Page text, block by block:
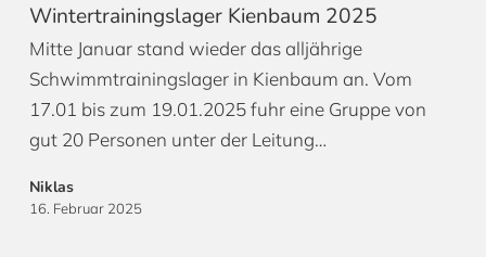
Wintertrainingslager Kienbaum 2025
Mitte Januar stand wieder das alljährige
Schwimmtrainingslager in Kienbaum an. Vom
17.01 bis zum 19.01.2025 fuhr eine Gruppe von
gut 20 Personen unter der Leitung…
Niklas
16. Februar 2025